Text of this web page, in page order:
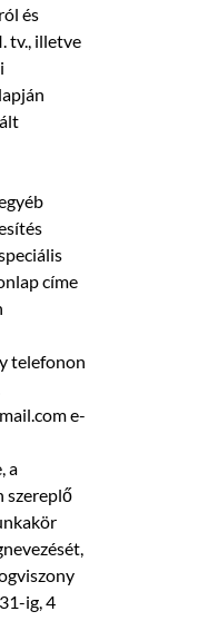
és
tv., illetve
címe
telefonon
e-
a
szereplő
ig, 4